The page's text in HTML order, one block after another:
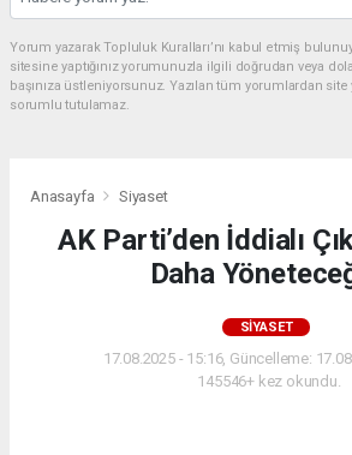
Yorum yazarak Topluluk Kuralları’nı kabul etmiş
sitesine yaptığınız yorumunuzla ilgili doğrudan veya
başınıza üstleniyorsunuz. Yazılan tüm yorumlardan
sorumlu tutulamaz.
Anasayfa Siyaset
AK Parti’den İddialı
Daha
SIYASET
17.08.2025 - 15:16, Güncelleme:
145546+ kez okundu.